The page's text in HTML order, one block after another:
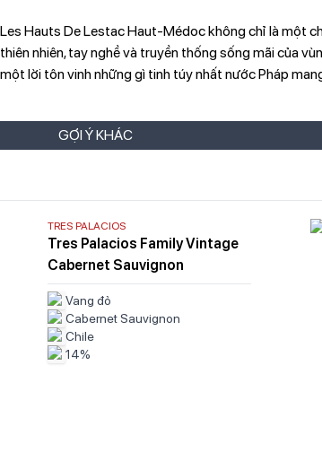
Les Hauts De Lestac Haut-Médoc không chỉ là một
thiên nhiên, tay nghề và truyền thống sống mãi của
một lời tôn vinh những gì tinh túy nhất nước Pháp
GỢI Ý KHÁC
TRES PALACIOS
Tres Palacios Family Vintage
Cabernet Sauvignon
Vang đỏ
Cabernet Sauvignon
Chile
14%